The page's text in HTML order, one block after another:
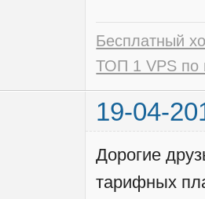
Бесплатный
ТОП 1 VPS по
19-04-
Дорогие
тарифных